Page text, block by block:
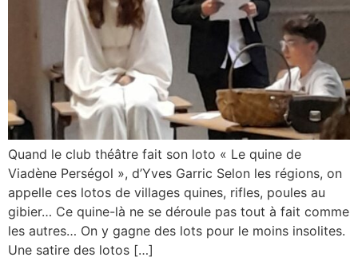
Quand le club théâtre fait son loto « Le quine de
Viadène Perségol », d’Yves Garric Selon les régions, on
appelle ces lotos de villages quines, rifles, poules au
gibier… Ce quine-là ne se déroule pas tout à fait comme
les autres… On y gagne des lots pour le moins insolites.
Une satire des lotos […]